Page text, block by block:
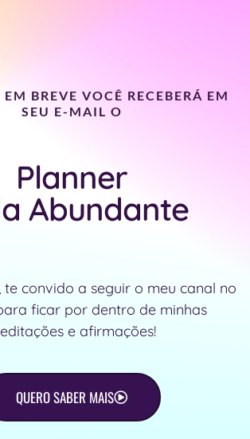
BREVE VOCÊ RECEBERÁ EM
SEU E-MAIL O
Planner
Abundante
te convido a seguir o meu canal no
ficar por dentro de minhas
e afirmações!
QUERO SABER MAIS